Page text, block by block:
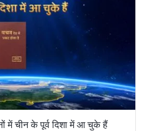
में चीन के पूर्व दिशा में आ चुके हैं